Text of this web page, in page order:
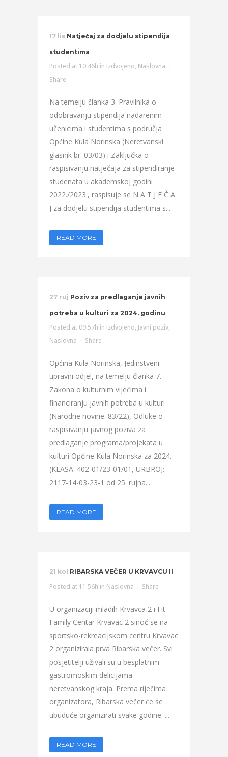
17 lis Natječaj za dodjelu stipendija
studentima
Posted at 10:46h in Izdvojeno, Naslovna
Share
Na temelju članka 3. Pravilnika o
odobravanju stipendija nadarenim
učenicima i studentima s područja
Općine Kula Norinska (Neretvanski
glasnik br. 03/03) i Zaključka o
raspisivanju natječaja za stipendiranje
studenata u akademskoj godini
2022./2023., raspisuje se N A T J E Č A
J za dodjelu stipendija studentima s...
READ MORE
27 ruj Poziv za predlaganje javnih
potreba u kulturi za 2024. godinu
Posted at 09:57h in Izdvojeno, Javni poziv,
Naslovna
Share
Općina Kula Norinska, Jedinstveni
upravni odjel, na temelju članka 7.
Zakona o kulturnim vijećima i
financiranju javnih potreba u kulturi
(Narodne novine: 83/22), Odluke o
raspisivanju javnog poziva za
predlaganje programa/projekata u
kulturi Općine Kula Norinska za 2024.
(KLASA: 402-01/23-01/01, URBROJ:
2117-14-03-23-1 od 25. rujna...
READ MORE
21 kol RIBARSKA VEČER U KRVAVCU II
Posted at 11:56h in Naslovna Share
U organizaciji mladih Krvavca 2 i Fit
Family Centar Krvavac 2 sinoć se na
sportsko-rekreacijskom centru Krvavac
2 organizirala prva Ribarska večer. Svi
posjetitelji uživali su u besplatnim
gastromoskim delicijama
neretvanskog kraja. Prema riječima
organizatora, Ribarska večer će se
ubuduće organizirati svake godine. ...
READ MORE